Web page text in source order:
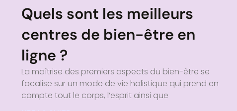
Quels sont les meilleurs
centres de bien-être en
ligne ?
La maîtrise des premiers aspects du bien-être se
focalise sur un mode de vie holistique qui prend en
compte tout le corps, l’esprit ainsi que